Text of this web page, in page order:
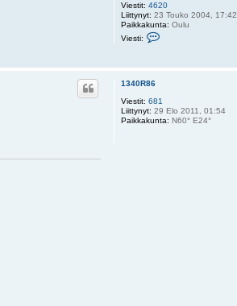
Viestit: 4620
Liittynyt: 23 Touko 2004, 17:42
Paikkakunta: Oulu
Viesti:
a
r
i
1340R86
Viestit: 681
Liittynyt: 29 Elo 2011, 01:54
Paikkakunta: N60° E24°